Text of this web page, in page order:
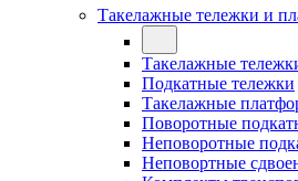
Такелажные тележки и
Такелажные
Подкатные тележки
Такелажные
Поворотные
Неповоротные
Неповортные